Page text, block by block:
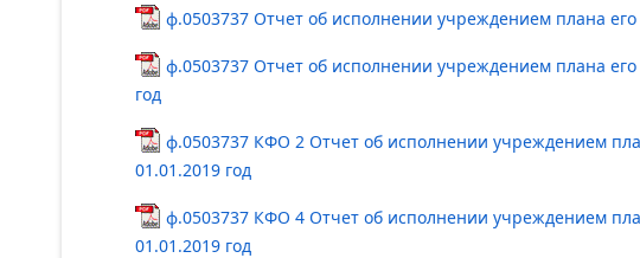
ф.0503737 Отчет об исполнении учреждением плана
ф.0503737 Отчет об исполнении учреждением плана
год
ф.0503737 КФО 2 Отчет об исполнении учреждением
01.01.2019 год
ф.0503737 КФО 4 Отчет об исполнении учреждением
01.01.2019 год